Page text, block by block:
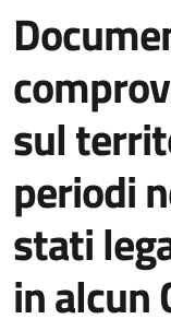
sul
periodi
stati
in alcun